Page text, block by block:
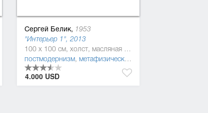
,символизм
Сергей Белик, 1953
"Интерьер 1", 2013
100 x 100 см, холст, масляная краска
постмодернизм, метафизическая живопись
4.000 USD